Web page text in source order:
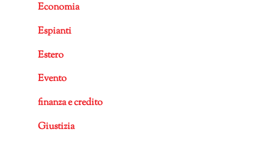
Economia
Espianti
Estero
Evento
finanza e credito
Giustizia